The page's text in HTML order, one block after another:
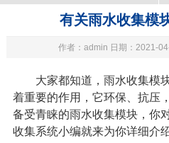
有关雨水收集模
作者：admin 日期：2021-
大家都知道，雨水收集模
着重要的作用，它环保、抗压
备受青睐的雨水收集模块，你
收集系统小编就来为你详细介